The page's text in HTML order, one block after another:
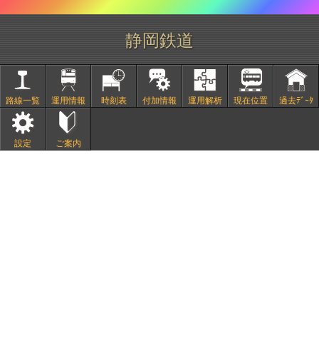
静岡鉄道
路線一覧 運用情報 時刻表 付加情報 運用解析 現在位置 過去ﾃﾞｰﾀ
設定 ご案内